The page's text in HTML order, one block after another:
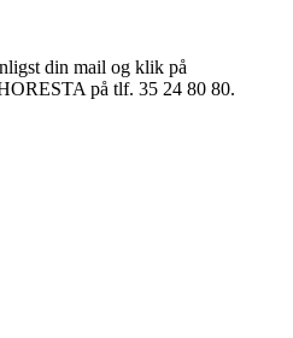
din mail og klik på
på tlf. 35 24 80 80.